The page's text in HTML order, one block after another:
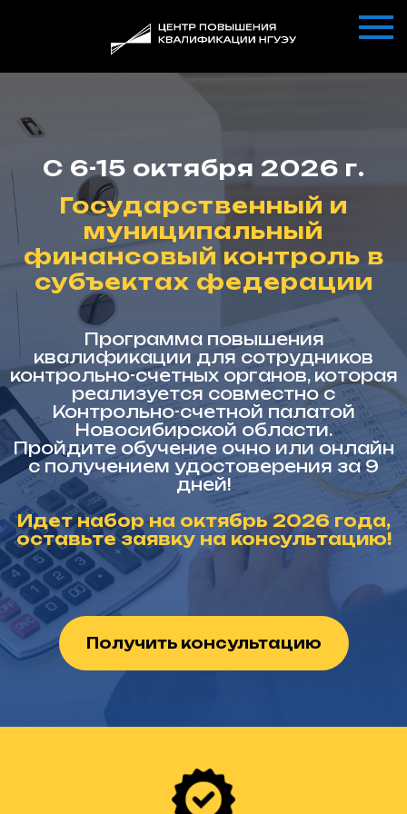
С 6-15 октября 2026 г.
Государственный и
муниципальный
финансовый контроль в
субъектах федерации
Программа повышения
квалификации для сотрудников
контрольно-счетных органов, которая
реализуется совместно с
Контрольно-счетной палатой
Новосибирской области.
Пройдите обучение очно или онлайн
с получением удостоверения за 9
дней!
Идет набор на октябрь 2026 года,
оставьте заявку на консультацию!
Получить консультацию